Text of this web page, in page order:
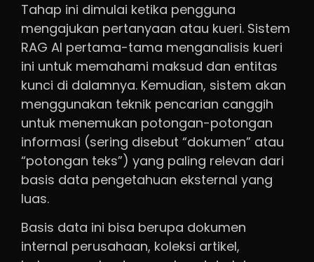
Tahap ini dimulai ketika pengguna
mengajukan pertanyaan atau kueri. Sistem
RAG AI pertama-tama menganalisis kueri
ini untuk memahami maksud dan entitas
kunci di dalamnya. Kemudian, sistem akan
menggunakan teknik pencarian canggih
untuk menemukan potongan-potongan
informasi (sering disebut “dokumen” atau
“potongan teks”) yang paling relevan dari
basis data pengetahuan eksternal yang
luas.
Basis data ini bisa berupa dokumen
internal perusahaan, koleksi artikel,